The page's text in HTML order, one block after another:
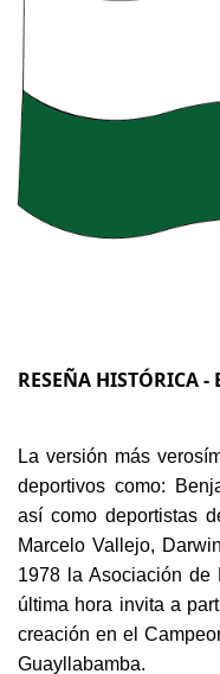
RESEÑA HISTÓRICA -
La versión más
deportivos como:
así como deportistas
Marcelo Vallejo,
1978 la Asociación de
última hora invita a
creación en el
Guayllabamba.